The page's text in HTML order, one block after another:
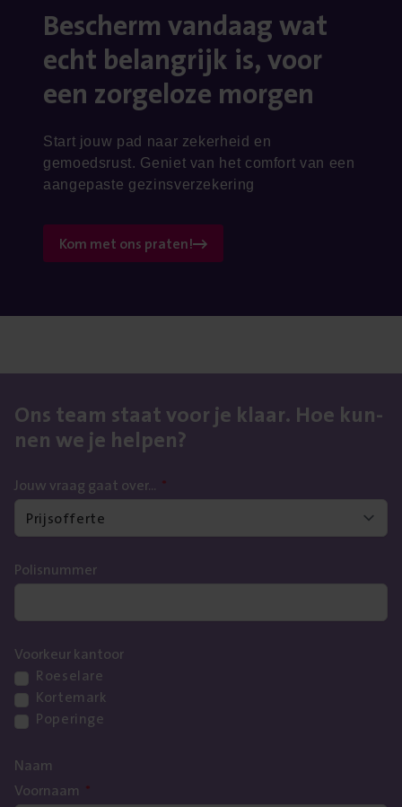
Bescherm van­daag wat
echt belang­rijk is, voor
een zor­ge­lo­ze morgen
Start jouw pad naar zekerheid en
gemoedsrust. Geniet van het comfort van een
aangepaste gezinsverzekering
Kom met ons praten!
Ons team staat voor je klaar. Hoe kun­
nen we je helpen?
Jouw vraag gaat over... *
Polisnummer
Voorkeur kantoor
Roeselare
Kortemark
Poperinge
Naam
Voornaam *